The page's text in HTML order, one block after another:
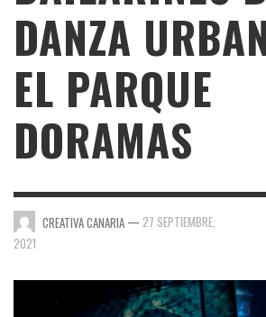
DANZA
EL PARQUE
DORAMAS
CREATIVA CANARIA — 27 SEPTIEMBRE,
2021